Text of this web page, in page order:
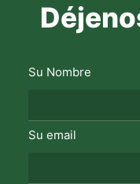
Su Nombre
Su email